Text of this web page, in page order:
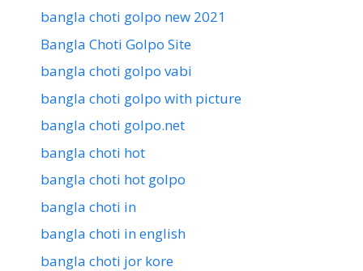
bangla choti golpo new 2021
Bangla Choti Golpo Site
bangla choti golpo vabi
bangla choti golpo with picture
bangla choti golpo.net
bangla choti hot
bangla choti hot golpo
bangla choti in
bangla choti in english
bangla choti jor kore